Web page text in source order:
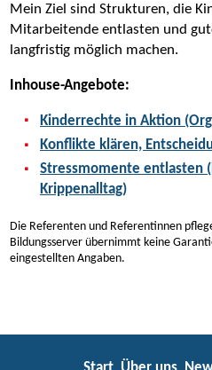
Mein Ziel sind Strukturen, die
Mitarbeitende entlasten und
langfristig möglich machen.
Inhouse-Angebote:
Kinderrechte in Aktion
Konflikte klären,
Stressmomente entlasten
Krippenalltag)
Die Referenten und Referentinnen
Bildungsserver übernimmt keine
eingestellten Angaben.